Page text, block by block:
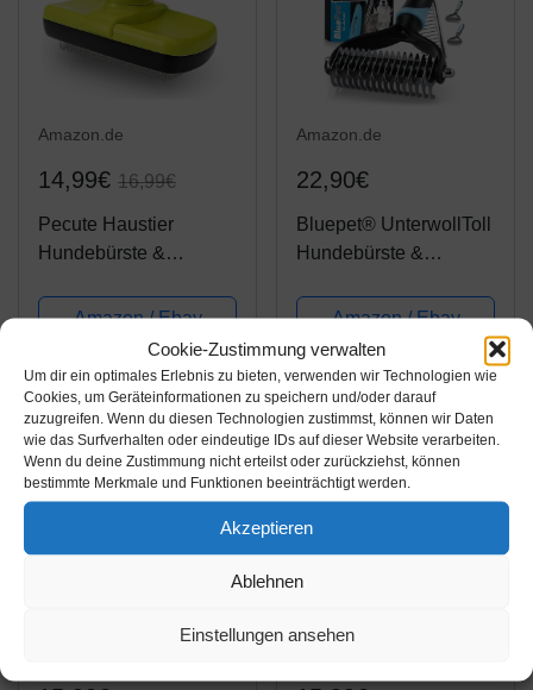
Cookie-Zustimmung verwalten
Um dir ein optimales Erlebnis zu bieten, verwenden wir Technologien wie
Cookies, um Geräteinformationen zu speichern und/oder darauf
zuzugreifen. Wenn du diesen Technologien zustimmst, können wir Daten
wie das Surfverhalten oder eindeutige IDs auf dieser Website verarbeiten.
Wenn du deine Zustimmung nicht erteilst oder zurückziehst, können
bestimmte Merkmale und Funktionen beeinträchtigt werden.
Akzeptieren
Ablehnen
Einstellungen ansehen
Amazon.de
14,99€ 16,99€
Pecute Haustier
Hundebürste &
Langhaar kurzhaar,
Selbstreinigende
Hundebürste, Entfernt
95% der Toten
Unterwolle und der
Losen Haare,...
Amazon / Ebay
Produkt ansehen*
Amazon.de
22,90€
Bluepet® UnterwollToll
Hundebürste &
langhaar |
Unterwollkamm
entfernt Unterwolle &
Verfilzungen |
Ausdünnen &
Deckhaarschutz |
Fellbürste...
Amazon / Ebay
Produkt ansehen*